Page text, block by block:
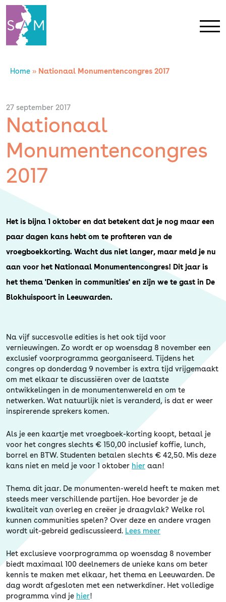
Home
Contact
SAM Limburg
Actueel
Overheid
Erfgoed
Home » Nationaal Monumentencongres 2017
27 september 2017
Nationaal
Monumentencongres
2017
Het is bijna 1 oktober en dat betekent dat je nog maar een
paar dagen kans hebt om te profiteren van de
vroegboekkorting. Wacht dus niet langer, maar meld je nu
aan voor het Nationaal Monumentencongres! Dit jaar is
het thema 'Denken in communities' en zijn we te gast in De
Blokhuispoort in Leeuwarden.
Na vijf succesvolle edities is het ook tijd voor
vernieuwingen. Zo wordt er op woensdag 8 november een
exclusief voorprogramma georganiseerd. Tijdens het
congres op donderdag 9 november is extra tijd vrijgemaakt
om met elkaar te discussiëren over de laatste
ontwikkelingen in de monumentenwereld en om te
netwerken. Wat natuurlijk niet is veranderd, is dat er weer
inspirerende sprekers komen.
Als je een kaartje met vroegboek-korting koopt, betaal je
voor het congres slechts € 150,00 inclusief koffie, lunch,
borrel en BTW. Studenten betalen slechts € 42,50. Mis deze
kans niet en meld je voor 1 oktober hier aan!
Thema dit jaar. De monumenten-wereld heeft te maken met
steeds meer verschillende partijen. Hoe bevorder je de
kwaliteit van overleg en creëer je draagvlak? Welke rol
kunnen communities spelen? Over deze en andere vragen
wordt uit-gebreid gediscussieerd. Lees meer
Het exclusieve voorprogramma op woensdag 8 november
biedt maximaal 100 deelnemers de unieke kans om beter
kennis te maken met elkaar, het thema en Leeuwarden. De
dag wordt afgesloten met een netwerkdiner. Het volledige
programma vind je hier!